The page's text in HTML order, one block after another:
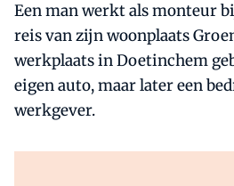
Een man werkt als monteur
reis van zijn woonplaats
werkplaats in Doetinchem
eigen auto, maar later een
werkgever.